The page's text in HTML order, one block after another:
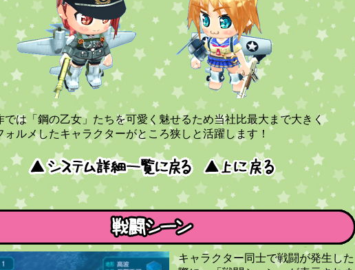
では「鋼の乙女」たちを可愛く魅せるため当社比最大まで大きく
ォルメしたキャラクターがところ狭しと活躍します！
キャラクター同士で戦闘が発生した